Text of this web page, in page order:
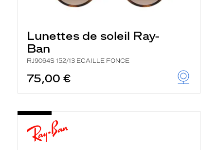
Lunettes de soleil Ray-
Ban
RJ9064S 152/13 ECAILLE FONCE
75,00 €